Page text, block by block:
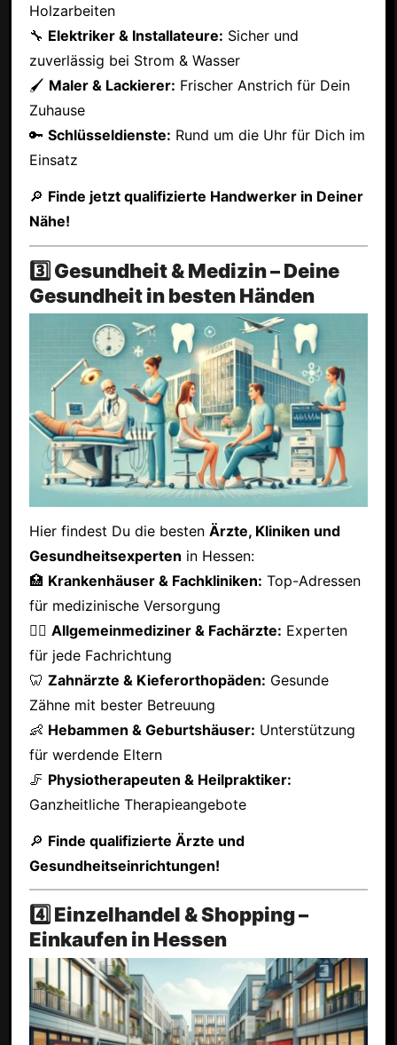
Holzarbeiten
🔧 Elektriker & Installateure: Sicher und
zuverlässig bei Strom & Wasser
🖌 Maler & Lackierer: Frischer Anstrich für Dein
Zuhause
🔑 Schlüsseldienste: Rund um die Uhr für Dich im
Einsatz
🔎 Finde jetzt qualifizierte Handwerker in Deiner
Nähe!
3️⃣ Gesundheit & Medizin – Deine
Gesundheit in besten Händen
Hier findest Du die besten Ärzte, Kliniken und
Gesundheitsexperten in Hessen:
🏥 Krankenhäuser & Fachkliniken: Top-Adressen
für medizinische Versorgung
👩‍⚕️ Allgemeinmediziner & Fachärzte: Experten
für jede Fachrichtung
🦷 Zahnärzte & Kieferorthopäden: Gesunde
Zähne mit bester Betreuung
👶 Hebammen & Geburtshäuser: Unterstützung
für werdende Eltern
🦵 Physiotherapeuten & Heilpraktiker:
Ganzheitliche Therapieangebote
🔎 Finde qualifizierte Ärzte und
Gesundheitseinrichtungen!
4️⃣ Einzelhandel & Shopping –
Einkaufen in Hessen